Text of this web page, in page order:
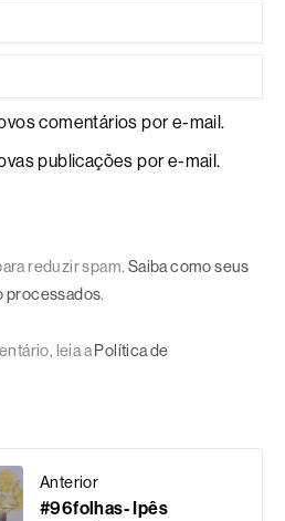
comentários por e-mail.
publicações por e-mail.
reduzir spam. Saiba como seus
processados.
leia a Política de
Anterior
#96folhas- Ipês